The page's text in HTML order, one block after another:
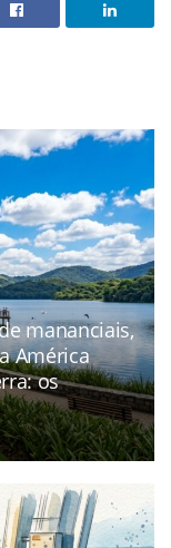
mananciais,
América
os